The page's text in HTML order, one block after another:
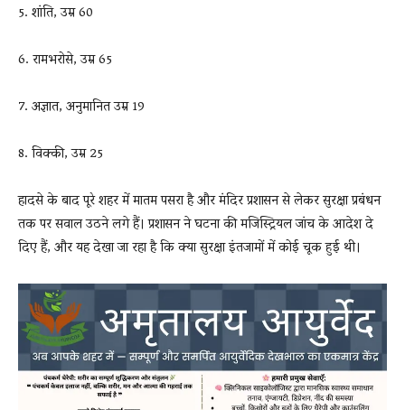
5. शांति, उम्र 60
6. रामभरोसे, उम्र 65
7. अज्ञात, अनुमानित उम्र 19
8. विक्की, उम्र 25
हादसे के बाद पूरे शहर में मातम पसरा है और मंदिर प्रशासन से लेकर सुरक्षा प्रबंधन
तक पर सवाल उठने लगे हैं। प्रशासन ने घटना की मजिस्ट्रियल जांच के आदेश दे
दिए हैं, और यह देखा जा रहा है कि क्या सुरक्षा इंतजामों में कोई चूक हुई थी।